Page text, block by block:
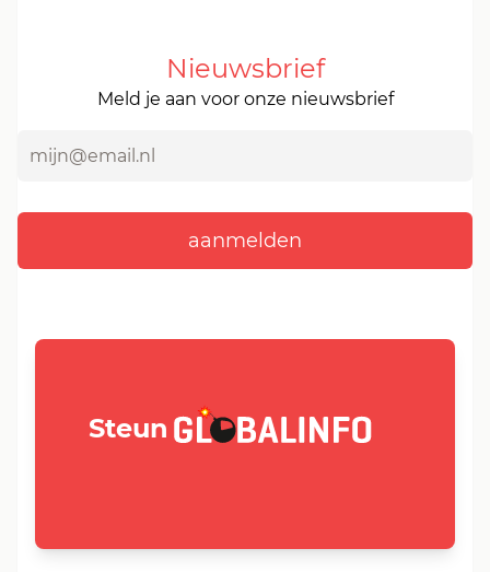
Nieuwsbrief
Meld je aan voor onze nieuwsbrief
Steun GLOBALINFO.nl